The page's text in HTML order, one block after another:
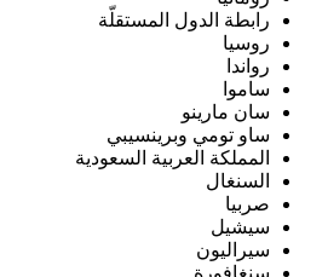
رابطة الدول المستقلّة
روسيا
رواندا
ساموا
سان مارينو
ساو تومي وبرينسيبي
المملكة العربية السعودية
السنغال
صربيا
سيشيل
سيراليون
سنغافورة